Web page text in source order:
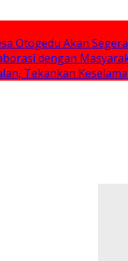
Otogedu Akan
dengan
Tekankan